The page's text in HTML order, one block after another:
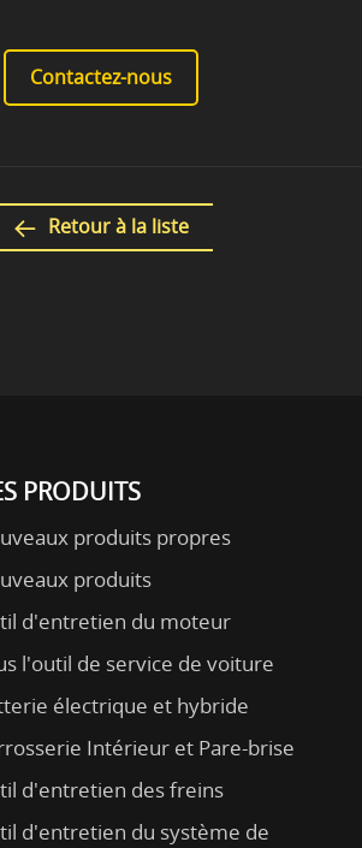
Contactez-nous
Retour à la liste
PRODUITS
produits propres
produits
d'entretien du moteur
l'outil de service de voiture
électrique et hybride
Intérieur et Pare-brise
d'entretien des freins
d'entretien du système de